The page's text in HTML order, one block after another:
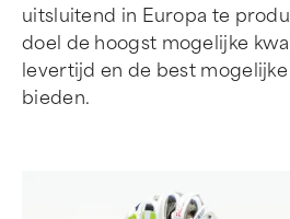
uitsluitend in Europa te
doel de hoogst mogelijke
levertijd en de best
bieden.